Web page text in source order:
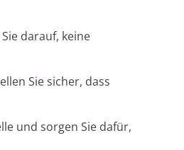
darauf, keine
Sie sicher, dass
und sorgen Sie dafür,